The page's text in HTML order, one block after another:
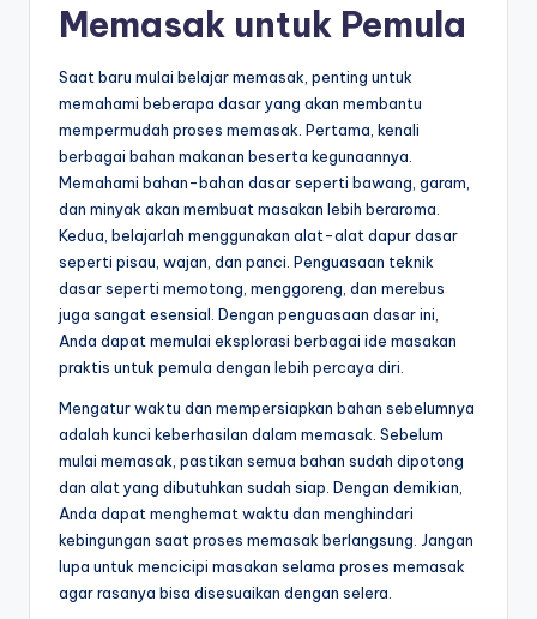
Memasak untuk Pemula
Saat baru mulai belajar memasak, penting untuk
memahami beberapa dasar yang akan membantu
mempermudah proses memasak. Pertama, kenali
berbagai bahan makanan beserta kegunaannya.
Memahami bahan-bahan dasar seperti bawang, garam,
dan minyak akan membuat masakan lebih beraroma.
Kedua, belajarlah menggunakan alat-alat dapur dasar
seperti pisau, wajan, dan panci. Penguasaan teknik
dasar seperti memotong, menggoreng, dan merebus
juga sangat esensial. Dengan penguasaan dasar ini,
Anda dapat memulai eksplorasi berbagai ide masakan
praktis untuk pemula dengan lebih percaya diri.
Mengatur waktu dan mempersiapkan bahan sebelumnya
adalah kunci keberhasilan dalam memasak. Sebelum
mulai memasak, pastikan semua bahan sudah dipotong
dan alat yang dibutuhkan sudah siap. Dengan demikian,
Anda dapat menghemat waktu dan menghindari
kebingungan saat proses memasak berlangsung. Jangan
lupa untuk mencicipi masakan selama proses memasak
agar rasanya bisa disesuaikan dengan selera.